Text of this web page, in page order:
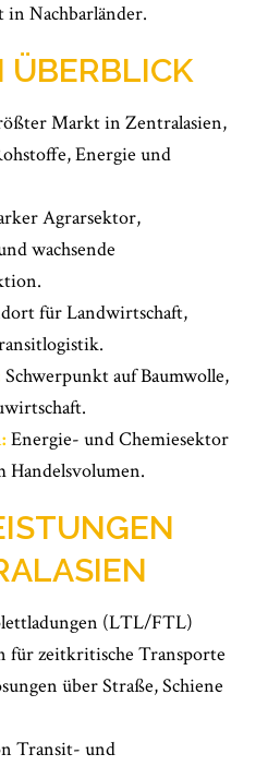
Nachbarländer.
ÜBERBLICK
Markt in Zentralasien,
Energie und
Agrarsektor,
wachsende
für Landwirtschaft,
Schwerpunkt auf Baumwolle,
Energie- und Chemiesektor
Handelsvolumen.
(LTL/FTL)
für zeitkritische Transporte
über Straße, Schiene
Transit- und